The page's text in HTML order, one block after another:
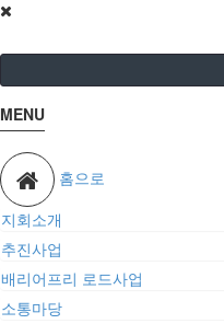
MENU
홈으로
지회소개
추진사업
배리어프리 로드사업
소통마당